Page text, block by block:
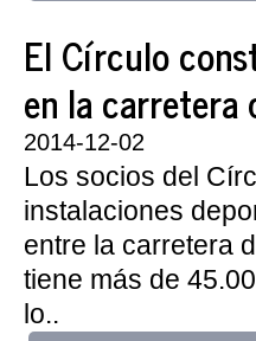
El Círculo
en la carretera
2014-12-02
Los socios del
instalaciones
entre la carretera
tiene más de
lo..